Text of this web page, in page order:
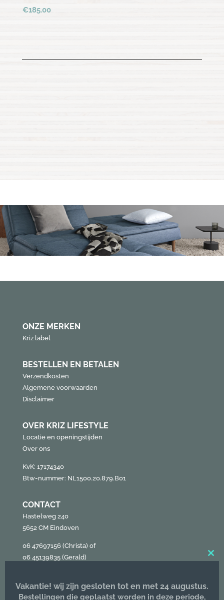
€185.00
ONZE MERKEN
Kriz label
BESTELLEN EN BETALEN
Verzendkosten
Algemene voorwaarden
Disclaimer
OVER KRIZ LIFESTYLE
Locatie en openingstijden
Over ons
KvK: 17174340
Btw-nummer: NL1500.20.879.B01
CONTACT
Hastelweg 240
5652 CM Eindoven
06 47697156 (Christa) of
06 45139835 (Gerald)
Vakantie! wij zijn gesloten tot en met 24 augustus.
Bestellingen die geplaatst worden in deze periode,